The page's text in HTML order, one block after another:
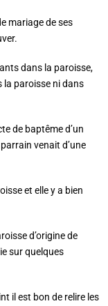
mariage de ses
dans la paroisse,
la paroisse ni dans
de baptême d’un
venait d’une
et elle y a bien
d’origine de
sur quelques
il est bon de relire les